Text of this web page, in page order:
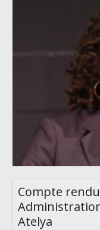
Compte
Atelya